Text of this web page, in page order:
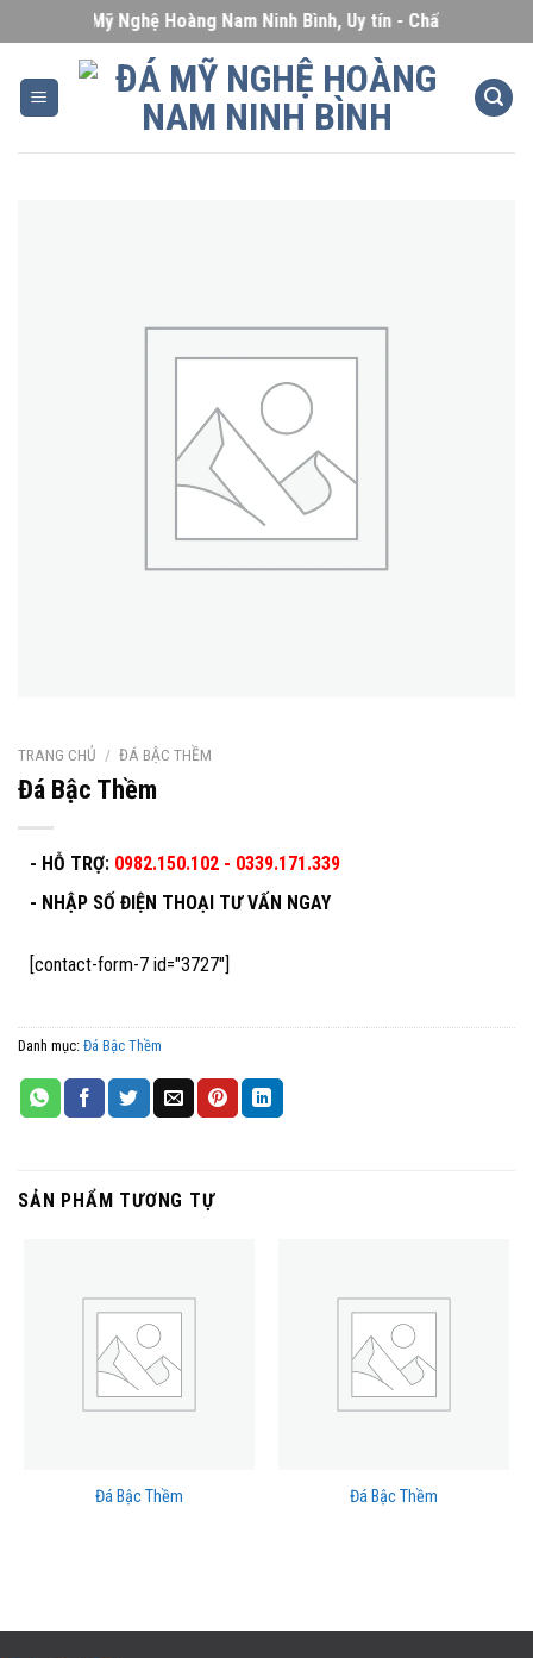
to
content
Đá Mỹ Nghệ Hoàng Nam Ninh Bình, Uy tín - Chất lượng -
TRANG CHỦ / ĐÁ BẬC THỀM
Đá Bậc Thềm
- HỖ TRỢ: 0982.150.102 - 0339.171.339
- NHẬP SỐ ĐIỆN THOẠI TƯ VẤN NGAY
[contact-form-7 id="3727"]
Danh mục: Đá Bậc Thềm
SẢN PHẨM TƯƠNG TỰ
Đá Bậc Thềm Đá Bậc Thềm